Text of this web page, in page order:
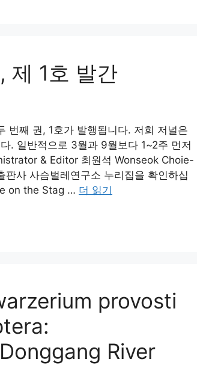
제 1호 발간
째 권, 1호가 발행됩니다. 저희 저널은
. 일반적으로 3월과 9월보다 1~2주 먼저
& Editor 최원석 Wonseok Choie-
사 사슴벌레연구소 누리집을 확인하십
on the Stag … 더 읽기
provosti
River